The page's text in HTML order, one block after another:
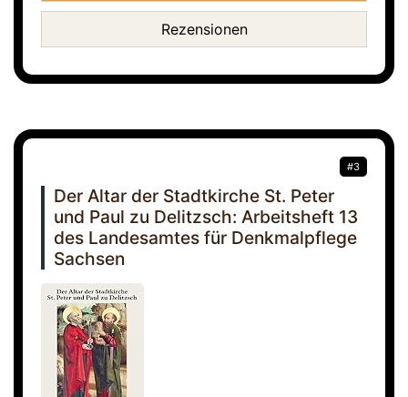
Rezensionen
#3
Der Altar der Stadtkirche St. Peter
und Paul zu Delitzsch: Arbeitsheft 13
des Landesamtes für Denkmalpflege
Sachsen